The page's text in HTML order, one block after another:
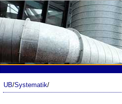
UB/Systematik/